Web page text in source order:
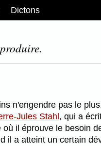
Dictons
n'engendre pas le
Jules Stahl , qui a
il éprouve le besoin
il a atteint un certain